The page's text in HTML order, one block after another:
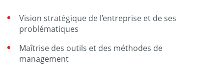
Vision stratégique de l’entreprise et de ses
problématiques
Maîtrise des outils et des méthodes de
management